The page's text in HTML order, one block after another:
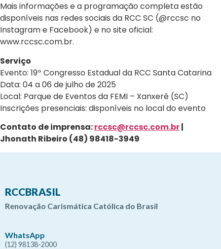
Mais informações e a programação completa estão
disponíveis nas redes sociais da RCC SC (@rccsc no
Instagram e Facebook) e no site oficial:
www.rccsc.com.br.
Serviço
Evento: 19º Congresso Estadual da RCC Santa Catarina
Data: 04 a 06 de julho de 2025
Local: Parque de Eventos da FEMI – Xanxerê (SC)
Inscrições presenciais: disponíveis no local do evento
Contato de imprensa:rccsc@rccsc.com.br|
Jhonath Ribeiro (48) 98418-3949
RCCBRASIL
Renovação Carismática Católica do Brasil
WhatsApp
(12) 98138-2000